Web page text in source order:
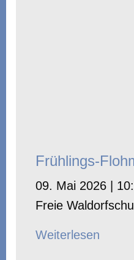
Frühlings-
09. Mai 2026 |
Freie
Weiterlesen